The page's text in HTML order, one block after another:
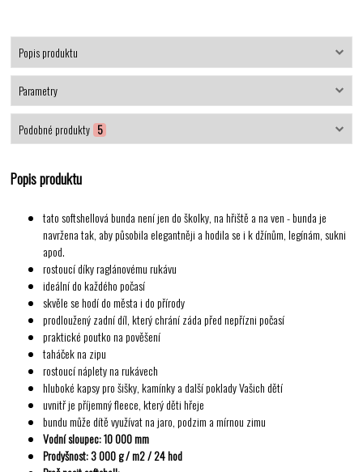
Popis produktu
Parametry
Podobné produkty 5
Popis produktu
tato softshellová bunda není jen do školky, na hřiště a na ven - bunda je
navržena tak, aby působila elegantněji a hodila se i k džínům, legínám, sukni
apod.
rostoucí díky raglánovému rukávu
ideální do každého počasí
skvěle se hodí do města i do přírody
prodloužený zadní díl, který chrání záda před nepřízni počasí
praktické poutko na pověšení
taháček na zipu
rostoucí náplety na rukávech
hluboké kapsy pro šišky, kamínky a další poklady Vašich dětí
uvnitř je příjemný fleece, který děti hřeje
bundu může dítě využívat na jaro, podzim a mírnou zimu
Vodní sloupec: 10 000 mm
Prodyšnost: 3 000 g / m2 / 24 hod